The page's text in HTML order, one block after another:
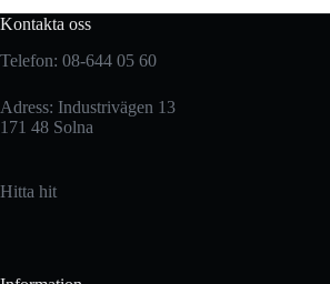
Kontakta oss
Telefon: 08-644 05 60
Adress: Industrivägen 13
171 48 Solna
Hitta hit